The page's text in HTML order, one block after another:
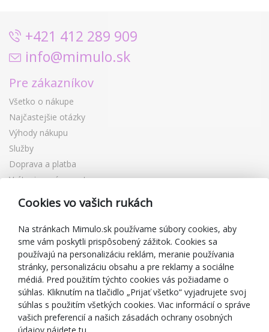
+421 412 289 909
info@mimulo.sk
Pre zákazníkov
Všetko o nákupe
Najčastejšie otázky
Výhody nákupu
Služby
Doprava a platba
Vrátenie a výmena tovaru
Reklamácia
Darčekové poukážky
Zľavové kupóny
Blog
O predajcovi
Mimulo.sk
Obchodné podmienky
Ochrana osobných údajov GDPR
Cookies vo vašich rukách
Na stránkach Mimulo.sk používame súbory cookies, aby
sme vám poskytli prispôsobený zážitok. Cookies sa
používajú na personalizáciu reklám, meranie používania
stránky, personalizáciu obsahu a pre reklamy a sociálne
médiá. Pred použitím týchto cookies vás požiadame o
súhlas. Kliknutím na tlačidlo „Prijať všetko“ vyjadrujete svoj
súhlas s použitím všetkých cookies. Viac informácií o správe
vašich preferencií a našich zásadách ochrany osobných
údajov nájdete tu.